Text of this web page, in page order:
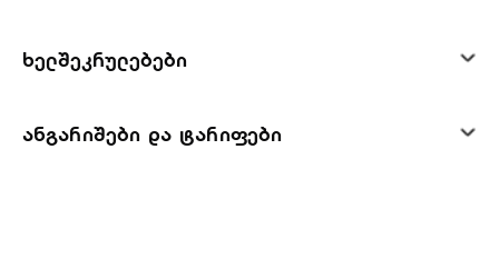
ხელშეკრულებები
ანგარიშები და ტარიფები